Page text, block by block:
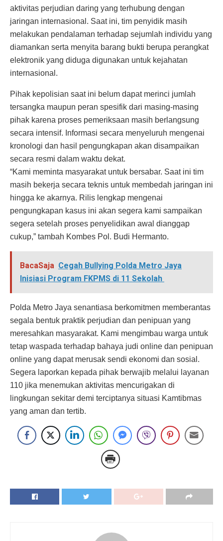
aktivitas perjudian daring yang terhubung dengan
jaringan internasional. Saat ini, tim penyidik masih
melakukan pendalaman terhadap sejumlah individu yang
diamankan serta menyita barang bukti berupa perangkat
elektronik yang diduga digunakan untuk kejahatan
internasional.
Pihak kepolisian saat ini belum dapat merinci jumlah
tersangka maupun peran spesifik dari masing-masing
pihak karena proses pemeriksaan masih berlangsung
secara intensif. Informasi secara menyeluruh mengenai
kronologi dan hasil pengungkapan akan disampaikan
secara resmi dalam waktu dekat.
“Kami meminta masyarakat untuk bersabar. Saat ini tim
masih bekerja secara teknis untuk membedah jaringan ini
hingga ke akarnya. Rilis lengkap mengenai
pengungkapan kasus ini akan segera kami sampaikan
segera setelah proses penyelidikan awal dianggap
cukup,” tambah Kombes Pol. Budi Hermanto.
BacaSaja Cegah Bullying Polda Metro Jaya
Inisiasi Program FKPMS di 11 Sekolah
Polda Metro Jaya senantiasa berkomitmen memberantas
segala bentuk praktik perjudian dan penipuan yang
meresahkan masyarakat. Kami mengimbau warga untuk
tetap waspada terhadap bahaya judi online dan penipuan
online yang dapat merusak sendi ekonomi dan sosial.
Segera laporkan kepada pihak berwajib melalui layanan
110 jika menemukan aktivitas mencurigakan di
lingkungan sekitar demi terciptanya situasi Kamtibmas
yang aman dan tertib.